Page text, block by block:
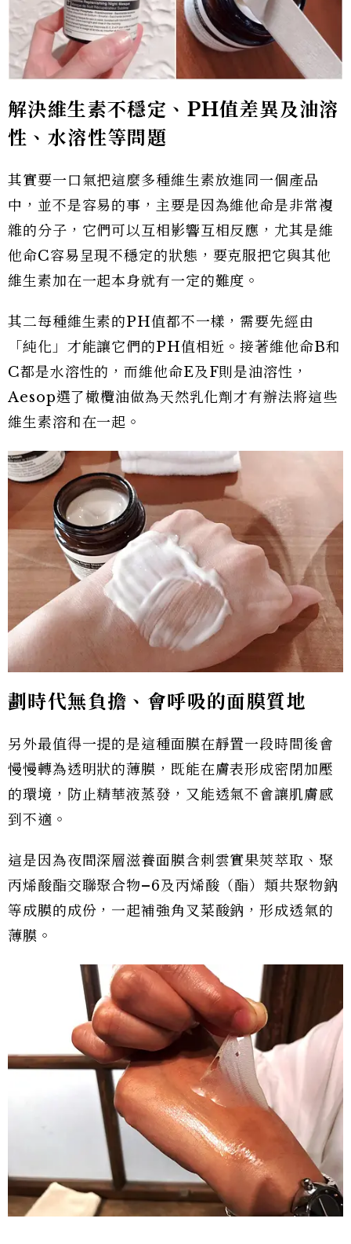
解決維生素不穩定、PH值差異及油溶
性、水溶性等問題
其實要一口氣把這麼多種維生素放進同一個產品
中，並不是容易的事，主要是因為維他命是非常複
雜的分子，它們可以互相影響互相反應，尤其是維
他命C容易呈現不穩定的狀態，要克服把它與其他
維生素加在一起本身就有一定的難度。
其二每種維生素的PH值都不一樣，需要先經由
「純化」才能讓它們的PH值相近。接著維他命B和
C都是水溶性的，而維他命E及F則是油溶性，
Aesop選了橄欖油做為天然乳化劑才有辦法將這些
維生素溶和在一起。
劃時代無負擔、會呼吸的面膜質地
另外最值得一提的是這種面膜在靜置一段時間後會
慢慢轉為透明狀的薄膜，既能在膚表形成密閉加壓
的環境，防止精華液蒸發，又能透氣不會讓肌膚感
到不適。
這是因為夜間深層滋養面膜含刺雲實果莢萃取、聚
丙烯酸酯交聯聚合物–6及丙烯酸（酯）類共聚物鈉
等成膜的成份，一起補強角叉菜酸鈉，形成透氣的
薄膜。